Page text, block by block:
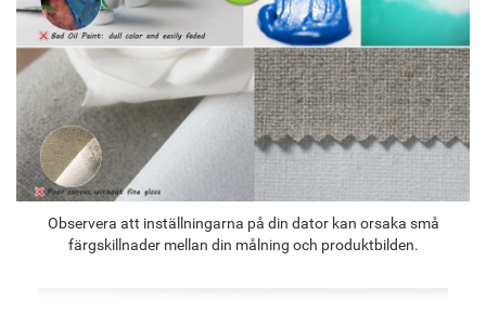
Observera att inställningarna på din dator kan orsaka små
färgskillnader mellan din målning och produktbilden.